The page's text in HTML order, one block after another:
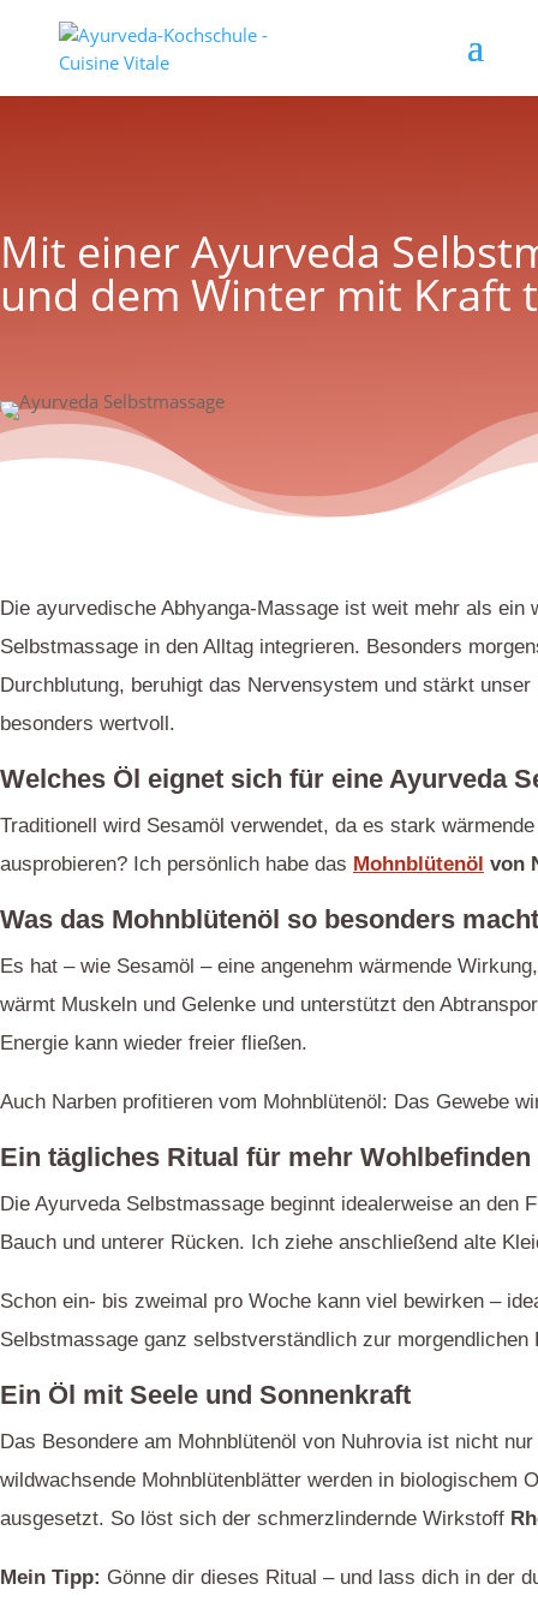
Mit einer Ayurveda
und dem Winter mit Kraft
Die ayurvedische Abhyanga-Massage ist weit mehr als
Selbstmassage in den Alltag integrieren. Besonders
Durchblutung, beruhigt das Nervensystem und stärkt
besonders wertvoll.
Welches Öl eignet sich für eine Ayurveda
Traditionell wird Sesamöl verwendet, da es stark
ausprobieren? Ich persönlich habe das Mohnblütenöl von
Was das Mohnblütenöl so besonders
Es hat – wie Sesamöl – eine angenehm wärmende
wärmt Muskeln und Gelenke und unterstützt den
Energie kann wieder freier fließen.
Auch Narben profitieren vom Mohnblütenöl: Das Gewebe
Ein tägliches Ritual für mehr Wohlbefinden
Die Ayurveda Selbstmassage beginnt idealerweise an den
Bauch und unterer Rücken. Ich ziehe anschließend alte
Schon ein- bis zweimal pro Woche kann viel bewirken –
Selbstmassage ganz selbstverständlich zur morgendlichen
Ein Öl mit Seele und Sonnenkraft
Das Besondere am Mohnblütenöl von Nuhrovia ist nicht
wildwachsende Mohnblütenblätter werden in biologischem
ausgesetzt. So löst sich der schmerzlindernde Wirkstoff
Mein Tipp: Gönne dir dieses Ritual – und lass dich in der